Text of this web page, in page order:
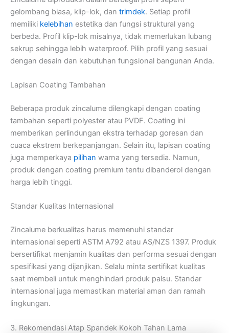
gelombang biasa, klip-lok, dan trimdek. Setiap profil
memiliki kelebihan estetika dan fungsi struktural yang
berbeda. Profil klip-lok misalnya, tidak memerlukan lubang
sekrup sehingga lebih waterproof. Pilih profil yang sesuai
dengan desain dan kebutuhan fungsional bangunan Anda.
Lapisan Coating Tambahan
Beberapa produk zincalume dilengkapi dengan coating
tambahan seperti polyester atau PVDF. Coating ini
memberikan perlindungan ekstra terhadap goresan dan
cuaca ekstrem berkepanjangan. Selain itu, lapisan coating
juga memperkaya pilihan warna yang tersedia. Namun,
produk dengan coating premium tentu dibanderol dengan
harga lebih tinggi.
Standar Kualitas Internasional
Zincalume berkualitas harus memenuhi standar
internasional seperti ASTM A792 atau AS/NZS 1397. Produk
bersertifikat menjamin kualitas dan performa sesuai dengan
spesifikasi yang dijanjikan. Selalu minta sertifikat kualitas
saat membeli untuk menghindari produk palsu. Standar
internasional juga memastikan material aman dan ramah
lingkungan.
3. Rekomendasi Atap Spandek Kokoh Tahan Lama